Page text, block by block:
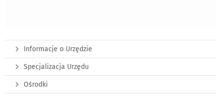
Informacje o Urzędzie
Specjalizacja Urzędu
Ośrodki